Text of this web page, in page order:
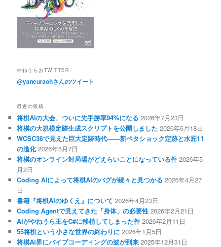
やねうらおTWITTER
@yaneuraohさんのツイート
最近の投稿
将棋AIの大会、ついに先手勝率94%になる 2026年7月23日
将棋の大規模定跡生成スクリプトを公開しました 2026年6月18日
WCSC36で見えた巨大定跡時代――新ペタショック定跡と水匠11
の進化 2026年5月7日
将棋のオンライン対局場がどえらいことになっている件 2026年5
月2日
Coding AIによって将棋AIのバグが続々と見つかる 2026年4月27
日
書籍『将棋AIのゆくえ』について 2026年4月23日
Coding Agentで見えてきた「身体」の必要性 2026年2月21日
AIがやねうら王をC#に移植してしまった件 2026年2月11日
55将棋という小さな世界の終わりに 2026年1月5日
将棋AI界にバイブコーディングの波が到来 2025年12月31日